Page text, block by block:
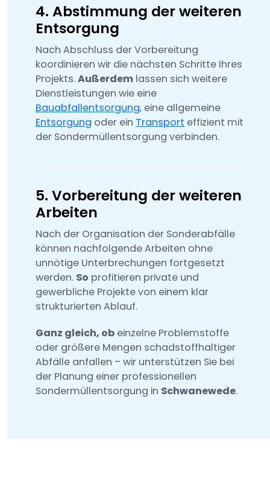
4. Abstimmung der weiteren
Entsorgung
Nach Abschluss der Vorbereitung
koordinieren wir die nächsten Schritte Ihres
Projekts.Außerdem lassen sich weitere
Dienstleistungen wie eine
Bauabfallentsorgung, eine allgemeine
Entsorgung oder ein Transport effizient mit
der Sondermüllentsorgung verbinden.
5. Vorbereitung der weiteren
Arbeiten
Nach der Organisation der Sonderabfälle
können nachfolgende Arbeiten ohne
unnötige Unterbrechungen fortgesetzt
werden. So profitieren private und
gewerbliche Projekte von einem klar
strukturierten Ablauf.
Ganz gleich, ob einzelne Problemstoffe
oder größere Mengen schadstoffhaltiger
Abfälle anfallen – wir unterstützen Sie bei
der Planung einer professionellen
Sondermüllentsorgung in Schwanewede.